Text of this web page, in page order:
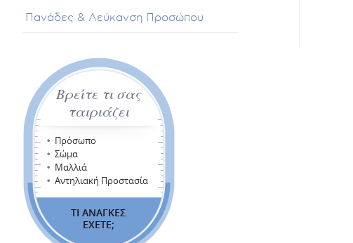
Πανάδες & Λεύκανση Προσώπου
Βρείτε τι σας
ταιριάζει
Πρόσωπο
Σώμα
Μαλλιά
Αντηλιακή Προστασία
ΤΙ ΑΝΑΓΚΕΣ
ΕΧΕΤΕ;